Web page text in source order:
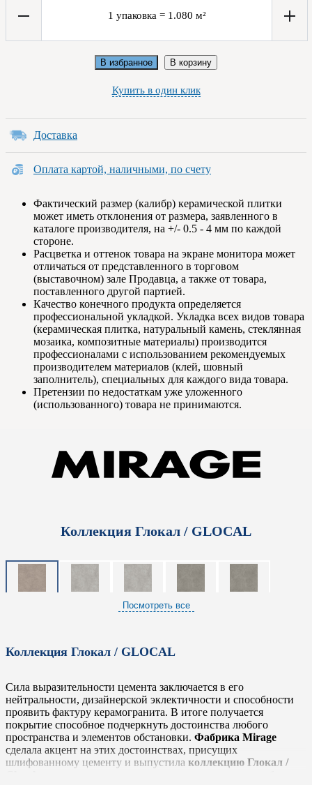
1 упаковка = 1.080 м²
В избранное В корзину
Купить в один клик
Доставка
Оплата картой, наличными, по счету
Фактический размер (калибр) керамической плитки
может иметь отклонения от размера, заявленного в
каталоге производителя, на +/- 0.5 - 4 мм по каждой
стороне.
Расцветка и оттенок товара на экране монитора может
отличаться от представленного в торговом
(выставочном) зале Продавца, а также от товара,
поставленного другой партией.
Качество конечного продукта определяется
профессиональной укладкой. Укладка всех видов товара
(керамическая плитка, натуральный камень, стеклянная
мозаика, композитные материалы) производится
профессионалами с использованием рекомендуемых
производителем материалов (клей, шовный
заполнитель), специальных для каждого вида товара.
Претензии по недостаткам уже уложенного
(использованного) товара не принимаются.
Коллекция Глокал / GLOCAL
Посмотреть все
Коллекция Глокал / GLOCAL
Сила выразительности цемента заключается в его
нейтральности, дизайнерской эклектичности и способности
проявить фактуру керамогранита. В итоге получается
покрытие способное подчеркнуть достоинства любого
пространства и элементов обстановки. Фабрика Mirage
сделала акцент на этих достоинствах, присущих
шлифованному цементу и выпустила коллекцию Глокал /